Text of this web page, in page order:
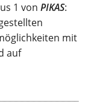
1 vonPIKAS:
mit
auf